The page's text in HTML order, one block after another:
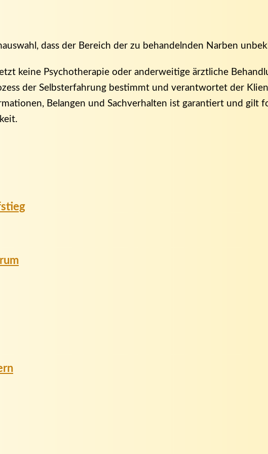
dass der Bereich der zu behandelnden Narben
keine Psychotherapie oder anderweitige ärztliche
der Selbsterfahrung bestimmt und verantwortet der
Belangen und Sachverhalten ist garantiert und gilt